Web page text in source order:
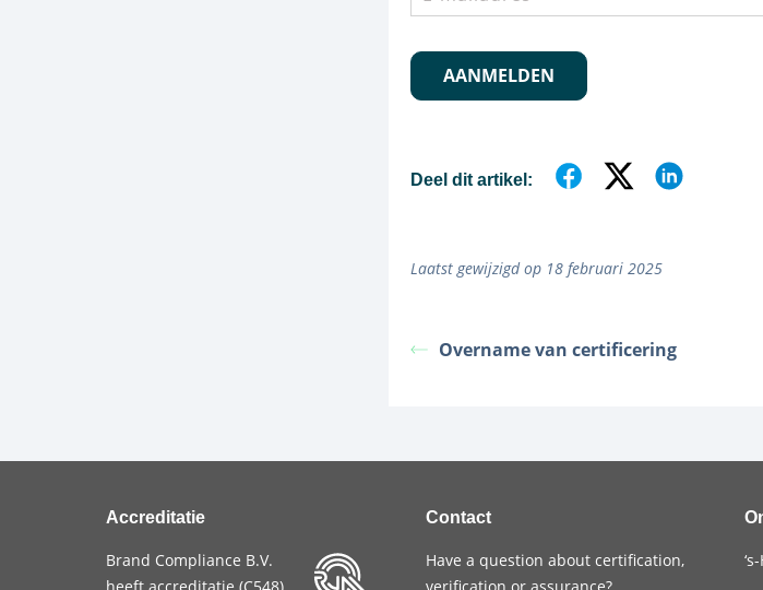
mailadres *
Deel dit artikel:
Laatst gewijzigd op 18 februari 2025
Overname van certificering
Accreditatie
Brand Compliance B.V.
Contact
Have a question about certification,